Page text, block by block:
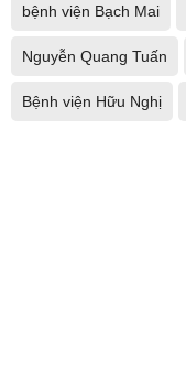
bệnh viện Bạch Mai
Nguyễn Quang Tuấn
Bệnh viện Hữu Nghị